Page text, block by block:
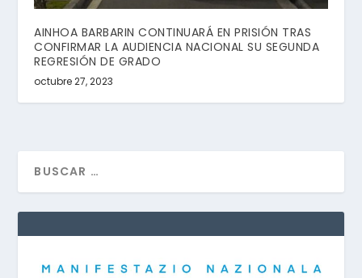
AINHOA BARBARIN CONTINUARÁ EN PRISIÓN TRAS
CONFIRMAR LA AUDIENCIA NACIONAL SU SEGUNDA
REGRESIÓN DE GRADO
octubre 27, 2023